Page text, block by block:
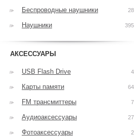
Беспроводные наушники 28
Наушники 395
АКСЕССУАРЫ
USB Flash Drive 4
Карты памяти 64
FM трансмиттеры 7
Аудиоаксессуары 27
Фотоаксессуары 2